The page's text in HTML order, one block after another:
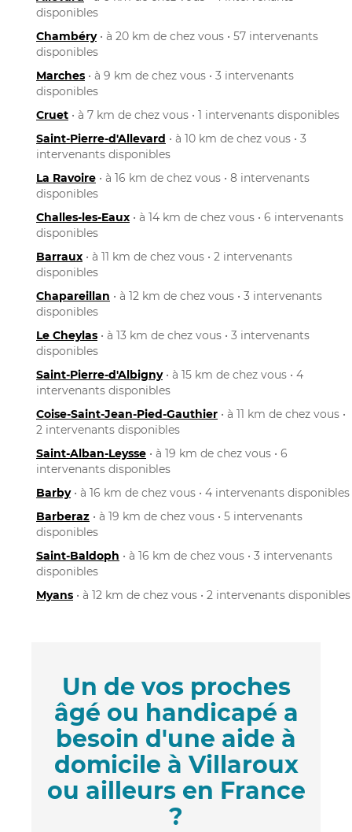
disponibles
Chambéry• à 20 km de chez vous • 57 intervenants
disponibles
Marches • à 9 km de chez vous • 3 intervenants
disponibles
Cruet • à 7 km de chez vous • 1 intervenants disponibles
Saint-Pierre-d'Allevard • à 10 km de chez vous • 3
intervenants disponibles
La Ravoire • à 16 km de chez vous • 8 intervenants
disponibles
Challes-les-Eaux • à 14 km de chez vous • 6 intervenants
disponibles
Barraux • à 11 km de chez vous • 2 intervenants
disponibles
Chapareillan • à 12 km de chez vous • 3 intervenants
disponibles
Le Cheylas • à 13 km de chez vous • 3 intervenants
disponibles
Saint-Pierre-d'Albigny• à 15 km de chez vous • 4
intervenants disponibles
Coise-Saint-Jean-Pied-Gauthier • à 11 km de chez vous •
2 intervenants disponibles
Saint-Alban-Leysse • à 19 km de chez vous • 6
intervenants disponibles
Barby• à 16 km de chez vous • 4 intervenants disponibles
Barberaz • à 19 km de chez vous • 5 intervenants
disponibles
Saint-Baldoph • à 16 km de chez vous • 3 intervenants
disponibles
Myans • à 12 km de chez vous • 2 intervenants disponibles
Un de vos proches
âgé ou handicapé a
besoin d'une aide à
domicile à Villaroux
ou ailleurs en France
?